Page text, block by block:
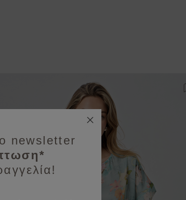
λίστα αγαπημένων
newsletter